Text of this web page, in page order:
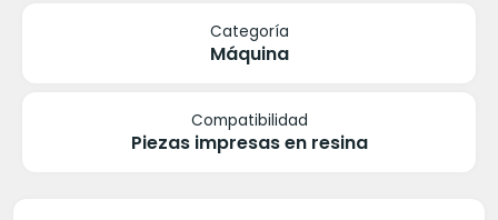
Categoría
Máquina
Compatibilidad
Piezas impresas en resina